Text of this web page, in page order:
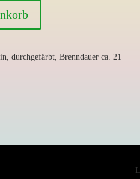
durchgefärbt, Brenndauer ca. 21